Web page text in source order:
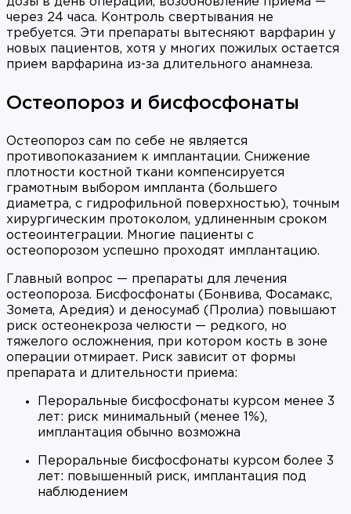
через 24 часа. Контроль свертывания не
требуется. Эти препараты вытесняют варфарин у
новых пациентов, хотя у многих пожилых остается
прием варфарина из-за длительного анамнеза.
Остеопороз и бисфосфонаты
Остеопороз сам по себе не является
противопоказанием к имплантации. Снижение
плотности костной ткани компенсируется
грамотным выбором импланта (большего
диаметра, с гидрофильной поверхностью), точным
хирургическим протоколом, удлиненным сроком
остеоинтеграции. Многие пациенты с
остеопорозом успешно проходят имплантацию.
Главный вопрос — препараты для лечения
остеопороза. Бисфосфонаты (Бонвива, Фосамакс,
Зомета, Аредия) и деносумаб (Пролиа) повышают
риск остеонекроза челюсти — редкого, но
тяжелого осложнения, при котором кость в зоне
операции отмирает. Риск зависит от формы
препарата и длительности приема:
Пероральные бисфосфонаты курсом менее 3
лет: риск минимальный (менее 1%),
имплантация обычно возможна
Пероральные бисфосфонаты курсом более 3
лет: повышенный риск, имплантация под
наблюдением